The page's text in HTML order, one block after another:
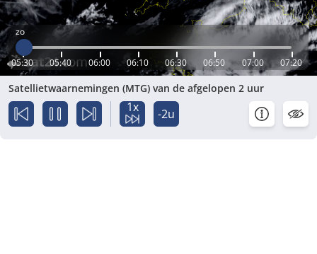
zo
05:30 05:40 06:00 06:10 06:30 06:50 07:00 07:20
Satellietwaarnemingen (MTG) van de afgelopen 2 uur
1x -2u